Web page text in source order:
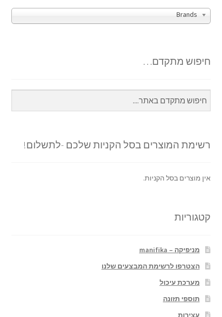
Brands
חיפוש מתקדם…
רשימת המוצרים בסל הקניות שלכם -לתשלום!
אין מוצרים בסל הקניות.
קטגוריות
מניפיקה – manifika
הצטרפו לרשימת המבצעים שלנו
מערכת עיכול
תוספי תזונה
עצירות